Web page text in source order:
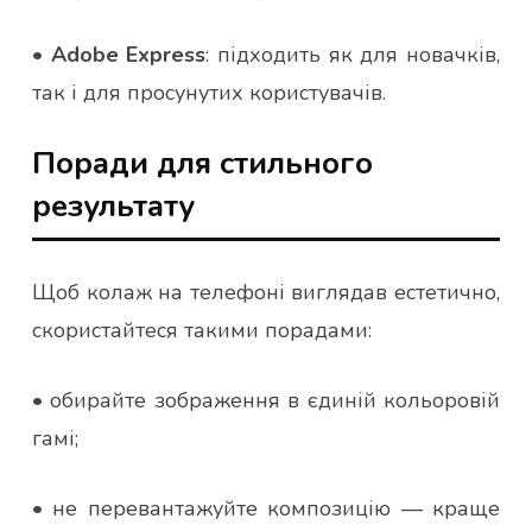
• Adobe Express: підходить як для новачків,
так і для просунутих користувачів.
Поради для стильного
результату
Щоб колаж на телефоні виглядав естетично,
скористайтеся такими порадами:
• обирайте зображення в єдиній кольоровій
гамі;
• не перевантажуйте композицію — краще